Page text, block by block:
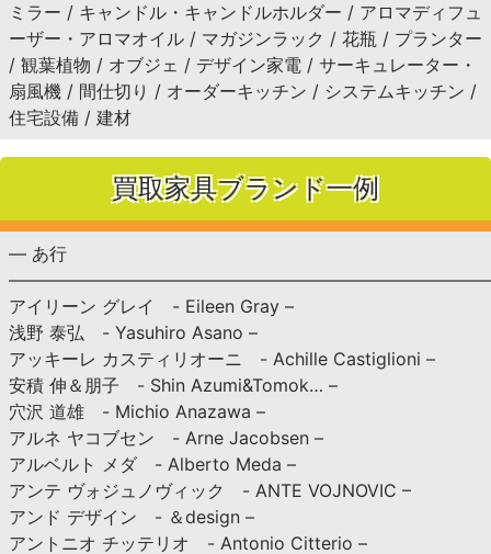
ミラー / キャンドル・キャンドルホルダー / アロマディフュ
ーザー・アロマオイル / マガジンラック / 花瓶 / プランター
/ 観葉植物 / オブジェ / デザイン家電 / サーキュレーター・
扇風機 / 間仕切り / オーダーキッチン / システムキッチン /
住宅設備 / 建材
買取家具ブランド一例
— あ行
アイリーン グレイ - Eileen Gray –
浅野 泰弘 - Yasuhiro Asano –
アッキーレ カスティリオーニ - Achille Castiglioni –
安積 伸＆朋子 - Shin Azumi&Tomok… –
穴沢 道雄 - Michio Anazawa –
アルネ ヤコブセン - Arne Jacobsen –
アルベルト メダ - Alberto Meda –
アンテ ヴォジュノヴィック - ANTE VOJNOVIC –
アンド デザイン - ＆design –
アントニオ チッテリオ - Antonio Citterio –